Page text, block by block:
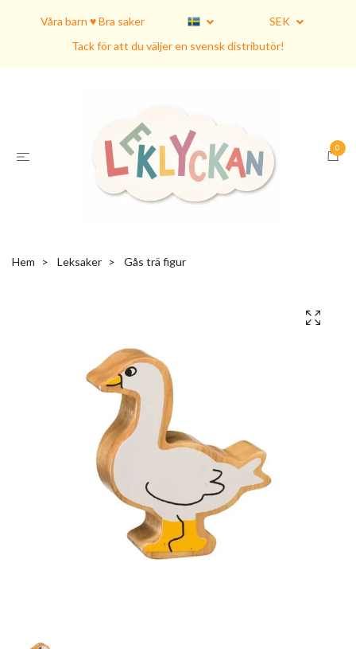
Våra barn ♥ Bra saker
SEK
Tack för att du väljer en svensk distributör!
0
Hem Leksaker Gås trä figur